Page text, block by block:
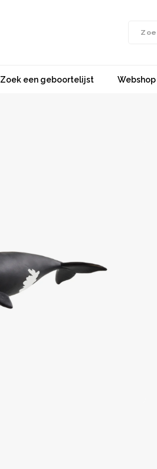
Zoek een geboortelijst Webshop